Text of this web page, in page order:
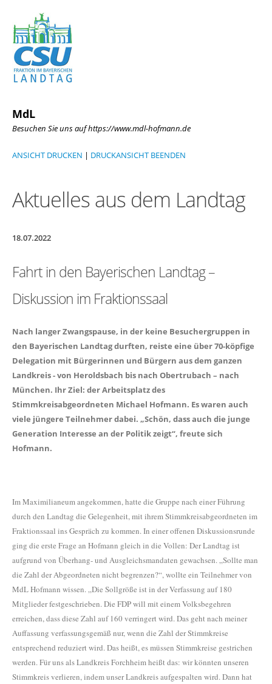
MdL
Besuchen Sie uns auf https://www.mdl-hofmann.de
ANSICHT DRUCKEN | DRUCKANSICHT BEENDEN
Aktuelles aus dem Landtag
18.07.2022
Fahrt in den Bayerischen Landtag –
Diskussion im Fraktionssaal
Nach langer Zwangspause, in der keine Besuchergruppen in
den Bayerischen Landtag durften, reiste eine über 70-köpfige
Delegation mit Bürgerinnen und Bürgern aus dem ganzen
Landkreis - von Heroldsbach bis nach Obertrubach – nach
München. Ihr Ziel: der Arbeitsplatz des
Stimmkreisabgeordneten Michael Hofmann. Es waren auch
viele jüngere Teilnehmer dabei. „Schön, dass auch die junge
Generation Interesse an der Politik zeigt“, freute sich
Hofmann.
Im Maximilianeum angekommen, hatte die Gruppe nach einer Führung
durch den Landtag die Gelegenheit, mit ihrem Stimmkreisabgeordneten im
Fraktionssaal ins Gespräch zu kommen. In einer offenen Diskussionsrunde
ging die erste Frage an Hofmann gleich in die Vollen: Der Landtag ist
aufgrund von Überhang- und Ausgleichsmandaten gewachsen. „Sollte man
die Zahl der Abgeordneten nicht begrenzen?“, wollte ein Teilnehmer von
MdL Hofmann wissen. „Die Sollgröße ist in der Verfassung auf 180
Mitglieder festgeschrieben. Die FDP will mit einem Volksbegehren
erreichen, dass diese Zahl auf 160 verringert wird. Das geht nach meiner
Auffassung verfassungsgemäß nur, wenn die Zahl der Stimmkreise
entsprechend reduziert wird. Das heißt, es müssen Stimmkreise gestrichen
werden. Für uns als Landkreis Forchheim heißt das: wir könnten unseren
Stimmkreis verlieren, indem unser Landkreis aufgespalten wird. Dann hat